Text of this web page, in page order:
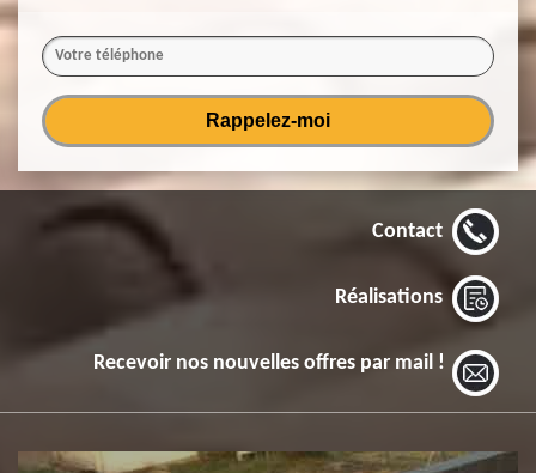
Contact
Réalisations
Recevoir nos nouvelles offres par mail !